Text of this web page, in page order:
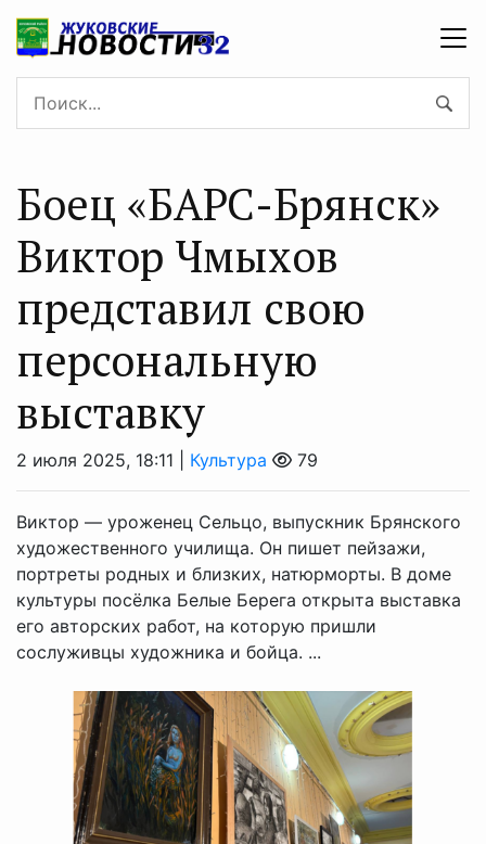
Боец «БАРС-Брянск»
Виктор Чмыхов
представил свою
персональную
выставку
2 июля 2025, 18:11 | Культура 79
Виктор — уроженец Сельцо, выпускник Брянского
художественного училища. Он пишет пейзажи,
портреты родных и близких, натюрморты. В доме
культуры посёлка Белые Берега открыта выставка
его авторских работ, на которую пришли
сослуживцы художника и бойца. ...